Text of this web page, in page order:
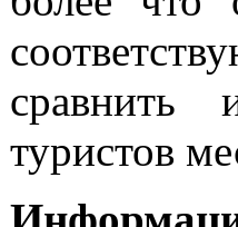
сравнить
туристов